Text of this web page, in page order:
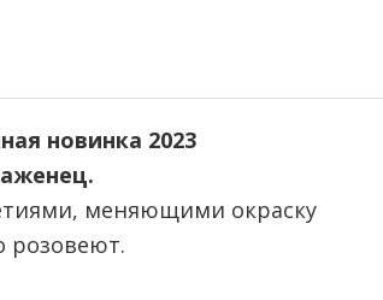
новинка 2023
меняющими окраску
розовеют.